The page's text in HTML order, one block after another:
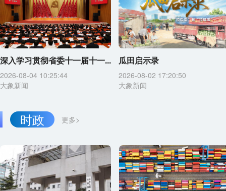
深入学习贯彻省委十一届十一...
2026-08-04 10:25:44
大象新闻
瓜田启示录
2026-08-02 17:20:50
大象新闻
更多>
时政